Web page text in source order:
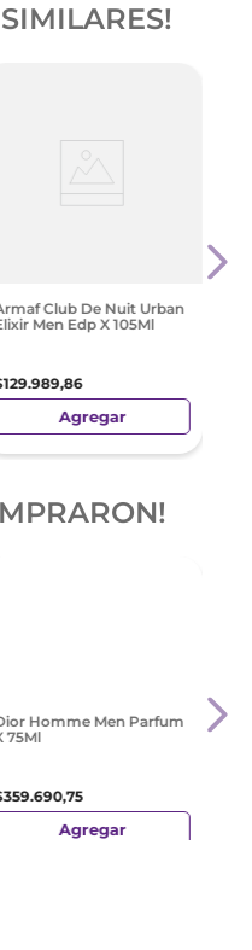
Club De Nuit Urban
Men Edp X 105Ml
129.989,86
Agregar
Homme Men Parfum
75Ml